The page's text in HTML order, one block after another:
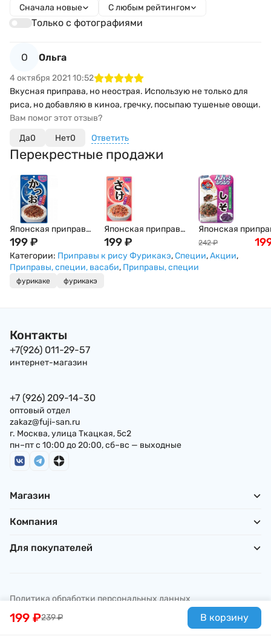
239₽
199 ₽ В корзину
Сначала новые С любым рейтингом
Только с фотографиями
О Ольга
4 октября 2021 10:52
Вкусная приправа, но неострая. Использую не только для
риса, но добавляю в киноа, гречку, посыпаю тушеные овощи.
Вам помог этот отзыв?
Да0 Нет0 Ответить
Перекрестные продажи
Японская приправа
для риса Hagoromo
с тунцом, Япония
199₽
Японская приправа
для риса Hagoromo
с лососем, Япония
199₽
Японская
для риса
с листьями шисо,
242 ₽
Категории: Приправы к рису Фурикакэ,Специи,Акции,
Приправы, специи, васаби, Приправы, специи
фурикаке фурикакэ
Контакты
+7(926) 011-29-57
интернет-магазин
+7 (926) 209-14-30
оптовый отдел
zakaz@fuji-san.ru
г. Москва, улица Ткацкая, 5с2
пн–пт с 10:00 до 20:00, сб–вс — выходные
Магазин
Компания
Для покупателей
Политика обработки персональных данных